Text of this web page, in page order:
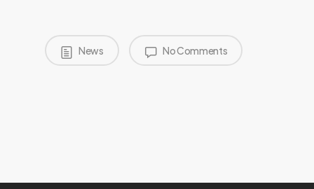
News No Comments